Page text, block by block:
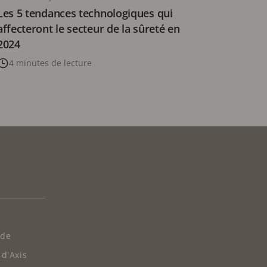
5 tendances technologiques qui
le secteur de la sûreté en
4 minutes de lecture